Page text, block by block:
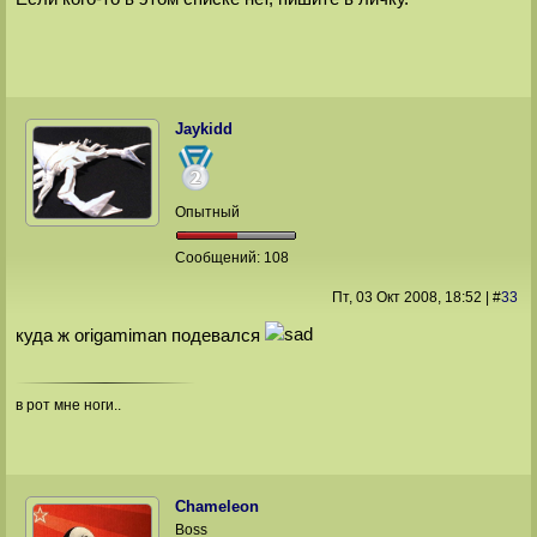
t able
Tararasik
u101221
usta63
WC
Whitewolf
Кассиопея
эджи
Юр4ик
Jaykidd
Опытный
Сообщений: 108
Пт, 03 Окт 2008, 18:52 #33
куда ж origamiman подевался
в рот мне ноги..
Chameleon
Boss